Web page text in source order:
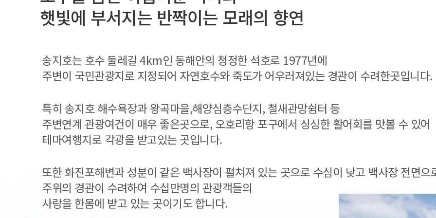
햇빛에 부서지는 반짝이는 모래의 향연
송지호는 호수 둘레길 4km인 동해안의 청정한 석호로 1977년에
주변이 국민관광지로 지정되어 자연호수와 죽도가 어우러져있는 경관이 수려한곳입니다.
특히 송지호 해수욕장과 왕곡마을,해양심층수단지, 철새관망쉼터 등
주변연계 관광여건이 매우 좋은곳으로, 오호리항 포구에서 싱싱한 활어회를 맛볼 수 있어
테마여행지로 각광을 받고있는 곳입니다.
또한 화진포해변과 성분이 같은 백사장이 펼쳐져 있는 곳으로 수심이 낮고 백사장 전면으
주위의 경관이 수려하여 수십만명의 관광객들의
사랑을 한몸에 받고 있는 곳이기도 합니다.